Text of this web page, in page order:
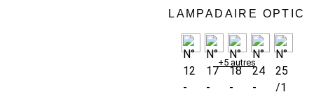
LAMPADAIRE OPTIC
+5 autres